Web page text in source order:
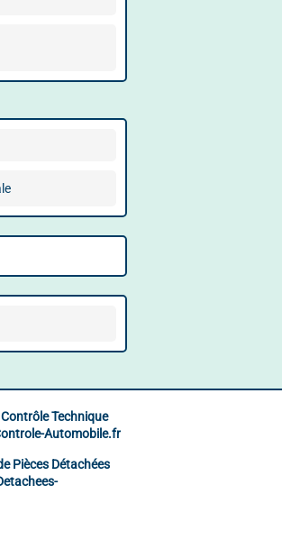
Technique
Automobile.fr
Pièces Détachées